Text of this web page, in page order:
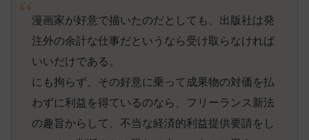
漫画家が好意で描いたのだとしても、出版社は発
注外の余計な仕事だというなら受け取らなければ
いいだけである。
にも拘らず、その好意に乗って成果物の対価を払
わずに利益を得ているのなら、フリーランス新法
の趣旨からして、不当な経済的利益提供要請をし